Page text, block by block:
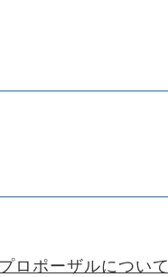
ロポーザルについて